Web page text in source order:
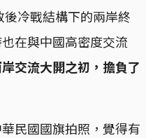
冷戰結構下的兩岸終
在與中國高密度交流
交流大開之初，擔負了
民國國旗拍照，覺得有